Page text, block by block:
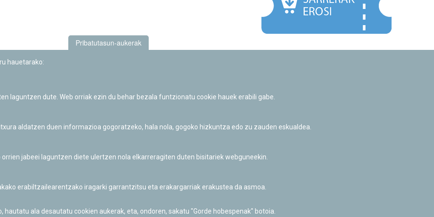
Informazio publikoa eskatzeko baimena
Pribatutasun-aukerak
hauetarako:
laguntzen dute. Web orriak ezin du behar bezala funtzionatu cookie hauek erabili gabe.
aldatzen duen informazioa gogoratzeko, hala nola, gogoko hizkuntza edo zu zauden eskualdea.
jabeei laguntzen diete ulertzen nola elkarreragiten duten bisitariek webguneekin.
erabiltzailearentzako iragarki garrantzitsu eta erakargarriak erakustea da asmoa.
ala desautatu cookien aukerak, eta, ondoren, sakatu "Gorde hobespenak" botoia.